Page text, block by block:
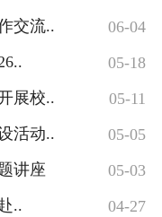
交流..
06-04
05-18
展校..
05-11
活动..
05-05
讲座
05-03
..
04-27